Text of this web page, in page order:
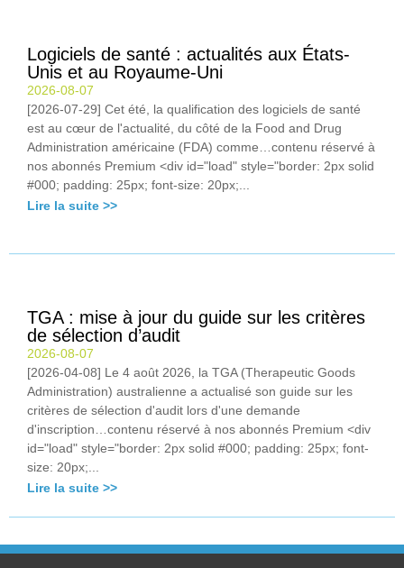
Logiciels de santé : actualités aux États-
Unis et au Royaume-Uni
2026-08-07
[2026-07-29] Cet été, la qualification des logiciels de santé
est au cœur de l'actualité, du côté de la Food and Drug
Administration américaine (FDA) comme…contenu réservé à
nos abonnés Premium <div id="load" style="border: 2px solid
#000; padding: 25px; font-size: 20px;...
Lire la suite >>
TGA : mise à jour du guide sur les critères
de sélection d’audit
2026-08-07
[2026-04-08] Le 4 août 2026, la TGA (Therapeutic Goods
Administration) australienne a actualisé son guide sur les
critères de sélection d'audit lors d'une demande
d'inscription…contenu réservé à nos abonnés Premium <div
id="load" style="border: 2px solid #000; padding: 25px; font-
size: 20px;...
Lire la suite >>